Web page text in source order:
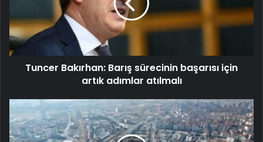
Tuncer Bakırhan: Barış sürecinin başarısı için
artık adımlar atılmalı